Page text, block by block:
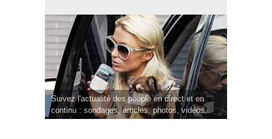
Suivez l'actualité des people en direct et en
continu : sondages, articles, photos, vidéos.